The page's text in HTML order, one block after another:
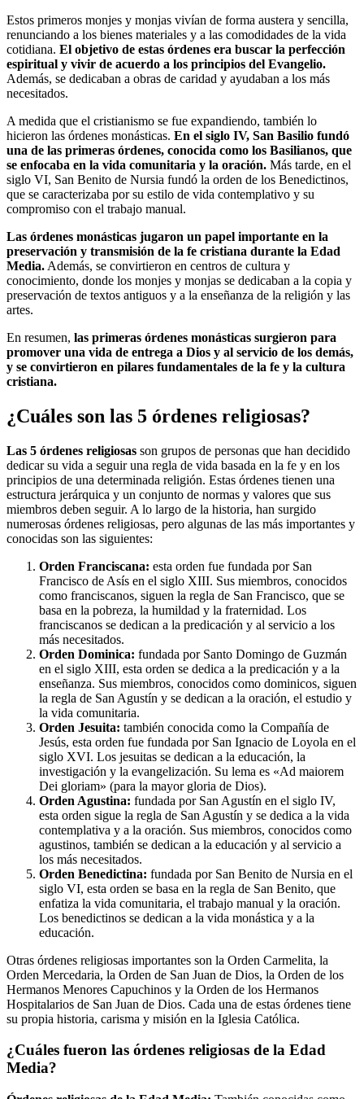
Estos primeros monjes y monjas vivían de forma austera y sencilla,
renunciando a los bienes materiales y a las comodidades de la vida
cotidiana. El objetivo de estas órdenes era buscar la perfección
espiritual y vivir de acuerdo a los principios del Evangelio.
Además, se dedicaban a obras de caridad y ayudaban a los más
necesitados.
A medida que el cristianismo se fue expandiendo, también lo
hicieron las órdenes monásticas. En el siglo IV, San Basilio fundó
una de las primeras órdenes, conocida como los Basilianos, que
se enfocaba en la vida comunitaria y la oración. Más tarde, en el
siglo VI, San Benito de Nursia fundó la orden de los Benedictinos,
que se caracterizaba por su estilo de vida contemplativo y su
compromiso con el trabajo manual.
Las órdenes monásticas jugaron un papel importante en la
preservación y transmisión de la fe cristiana durante la Edad
Media. Además, se convirtieron en centros de cultura y
conocimiento, donde los monjes y monjas se dedicaban a la copia y
preservación de textos antiguos y a la enseñanza de la religión y las
artes.
En resumen, las primeras órdenes monásticas surgieron para
promover una vida de entrega a Dios y al servicio de los demás,
y se convirtieron en pilares fundamentales de la fe y la cultura
cristiana.
¿Cuáles son las 5 órdenes religiosas?
Las 5 órdenes religiosas son grupos de personas que han decidido
dedicar su vida a seguir una regla de vida basada en la fe y en los
principios de una determinada religión. Estas órdenes tienen una
estructura jerárquica y un conjunto de normas y valores que sus
miembros deben seguir. A lo largo de la historia, han surgido
numerosas órdenes religiosas, pero algunas de las más importantes y
conocidas son las siguientes:
Orden Franciscana: esta orden fue fundada por San
Francisco de Asís en el siglo XIII. Sus miembros, conocidos
como franciscanos, siguen la regla de San Francisco, que se
basa en la pobreza, la humildad y la fraternidad. Los
franciscanos se dedican a la predicación y al servicio a los
más necesitados.
Orden Dominica: fundada por Santo Domingo de Guzmán
en el siglo XIII, esta orden se dedica a la predicación y a la
enseñanza. Sus miembros, conocidos como dominicos, siguen
la regla de San Agustín y se dedican a la oración, el estudio y
la vida comunitaria.
Orden Jesuita: también conocida como la Compañía de
Jesús, esta orden fue fundada por San Ignacio de Loyola en el
siglo XVI. Los jesuitas se dedican a la educación, la
investigación y la evangelización. Su lema es «Ad maiorem
Dei gloriam» (para la mayor gloria de Dios).
Orden Agustina: fundada por San Agustín en el siglo IV,
esta orden sigue la regla de San Agustín y se dedica a la vida
contemplativa y a la oración. Sus miembros, conocidos como
agustinos, también se dedican a la educación y al servicio a
los más necesitados.
Orden Benedictina: fundada por San Benito de Nursia en el
siglo VI, esta orden se basa en la regla de San Benito, que
enfatiza la vida comunitaria, el trabajo manual y la oración.
Los benedictinos se dedican a la vida monástica y a la
educación.
Otras órdenes religiosas importantes son la Orden Carmelita, la
Orden Mercedaria, la Orden de San Juan de Dios, la Orden de los
Hermanos Menores Capuchinos y la Orden de los Hermanos
Hospitalarios de San Juan de Dios. Cada una de estas órdenes tiene
su propia historia, carisma y misión en la Iglesia Católica.
¿Cuáles fueron las órdenes religiosas de la Edad
Media?